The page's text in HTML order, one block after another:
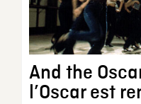
And the
l’Oscar est